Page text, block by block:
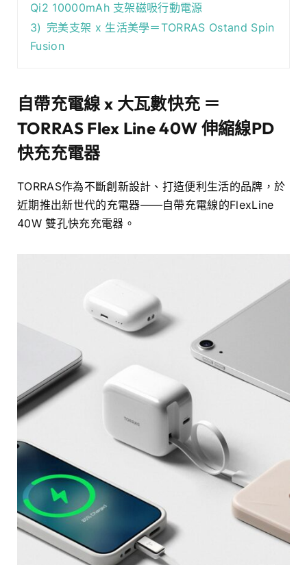
Qi2 10000mAh 支架磁吸行動電源
3) 完美支架 x 生活美學＝TORRAS Ostand Spin
Fusion
自帶充電線 x 大瓦數快充 ＝
TORRAS Flex Line 40W 伸縮線PD
快充充電器
TORRAS作為不斷創新設計、打造便利生活的品牌，於
近期推出新世代的充電器——自帶充電線的FlexLine
40W 雙孔快充充電器。